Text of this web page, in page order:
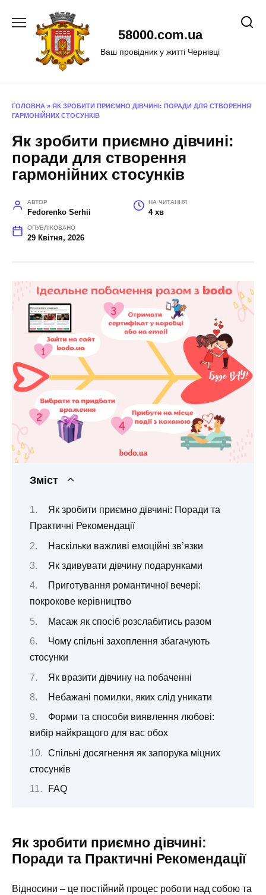
58000.com.ua
Ваш провідник у житті Чернівці
ГОЛОВНА » ЯК ЗРОБИТИ ПРИЄМНО ДІВЧИНІ: ПОРАДИ ДЛЯ СТВОРЕННЯ
ГАРМОНІЙНИХ СТОСУНКІВ
Як зробити приємно дівчині:
поради для створення
гармонійних стосунків
АВТОР
Fedorenko Serhii
НА ЧИТАННЯ
4 хв
ОПУБЛІКОВАНО
29 Квітня, 2026
Зміст
Як зробити приємно дівчині: Поради та
Практичні Рекомендації
Наскільки важливі емоційні зв’язки
Як здивувати дівчину подарунками
Приготування романтичної вечері:
покрокове керівництво
Масаж як спосіб розслабитись разом
Чому спільні захоплення збагачують
стосунки
Як вразити дівчину на побаченні
Небажані помилки, яких слід уникати
Форми та способи виявлення любові:
вибір найкращого для вас обох
Спільні досягнення як запорука міцних
стосунків
FAQ
Як зробити приємно дівчині:
Поради та Практичні Рекомендації
Відносини – це постійний процес роботи над собою та